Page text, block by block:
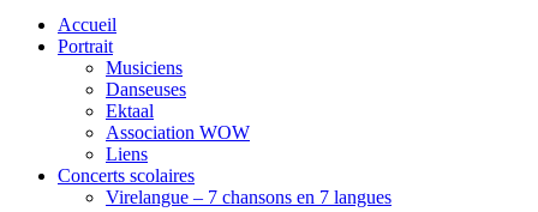
Accueil
Portrait
Musiciens
Danseuses
Ektaal
Association WOW
Liens
Concerts scolaires
Virelangue – 7 chansons en 7 langues